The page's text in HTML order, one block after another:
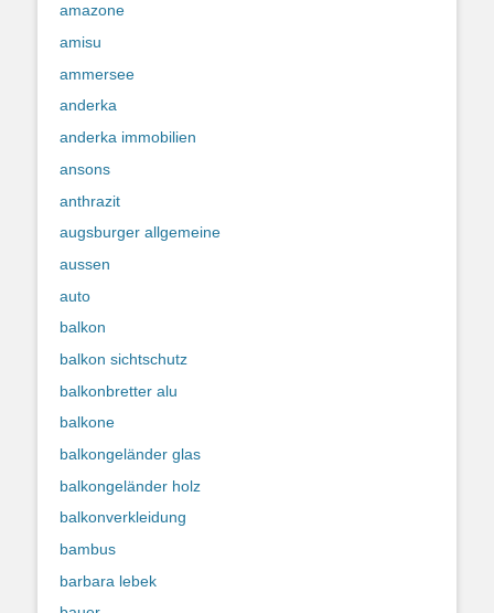
amazone
amisu
ammersee
anderka
anderka immobilien
ansons
anthrazit
augsburger allgemeine
aussen
auto
balkon
balkon sichtschutz
balkonbretter alu
balkone
balkongeländer glas
balkongeländer holz
balkonverkleidung
bambus
barbara lebek